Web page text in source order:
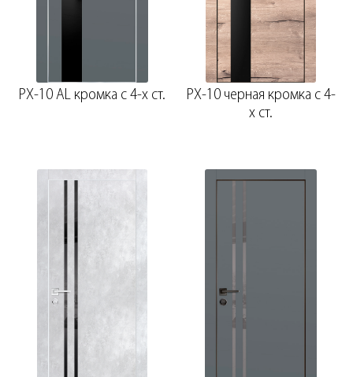
PX-10 AL кромка с 4-х ст.
PX-10 черная кромка с 4-
х ст.